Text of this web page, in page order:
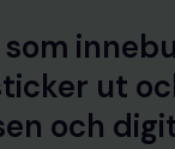
ut
och